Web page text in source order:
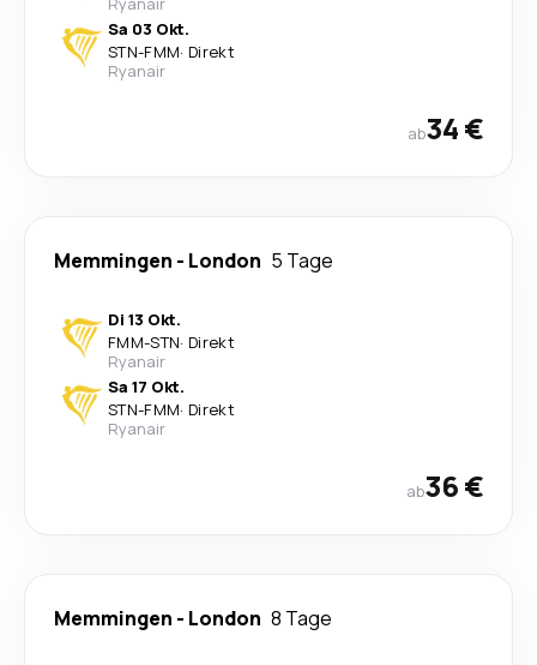
Sa 03 Okt.
STN-FMM· Direkt
Ryanair
ab34 €
Memmingen - London 5 Tage
Di 13 Okt.
FMM-STN· Direkt
Ryanair
Sa 17 Okt.
STN-FMM· Direkt
Ryanair
ab36 €
Memmingen - London 8 Tage